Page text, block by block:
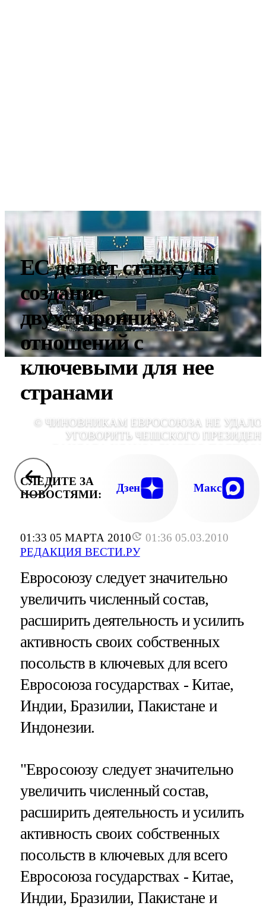
01:33 05 МАРТА 2010
01:36 05.03.2010
РЕДАКЦИЯ ВЕСТИ.РУ
ЕС делает ставку на
создание
двухсторонних
отношений с
ключевыми для нее
странами
© ЧИНОВНИКАМ ЕВРОСОЮЗА НЕ
УГОВОРИТЬ ЧЕШСКОГО
СЛЕДИТЕ ЗА
НОВОСТЯМИ:
Дзен Макс
Евросоюзу следует значительно
увеличить численный состав,
расширить деятельность и усилить
активность своих собственных
посольств в ключевых для всего
Евросоюза государствах - Китае,
Индии, Бразилии, Пакистане и
Индонезии.
"Евросоюзу следует значительно
увеличить численный состав,
расширить деятельность и усилить
активность своих собственных
посольств в ключевых для всего
Евросоюза государствах - Китае,
Индии, Бразилии, Пакистане и